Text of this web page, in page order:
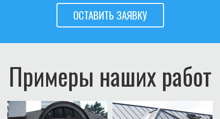
ОСТАВИТЬ ЗАЯВКУ
Примеры наших работ